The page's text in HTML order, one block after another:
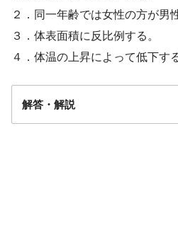
２．同一年齢では女性の方が男
３．体表面積に反比例する。
４．体温の上昇によって低下す
解答・解説